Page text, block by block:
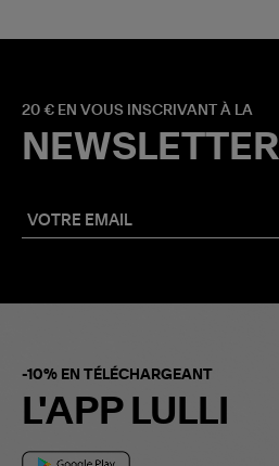
20 € EN VOUS INSCRIVANT À LA
NEWSLETTER
-10% EN TÉLÉCHARGEANT
L'APP LULLI